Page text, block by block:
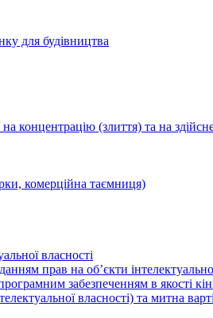
для будівництва
(злиття) та на
комерційна таємниця)
власності
прав на об’єкти
забезпеченням в якості
власності) та митна